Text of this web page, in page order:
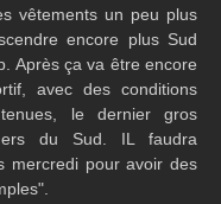
vêtements un peu plus
encore plus Sud
Après ça va être encore
avec des conditions
le dernier gros
du Sud. IL faudra
mercredi pour avoir des